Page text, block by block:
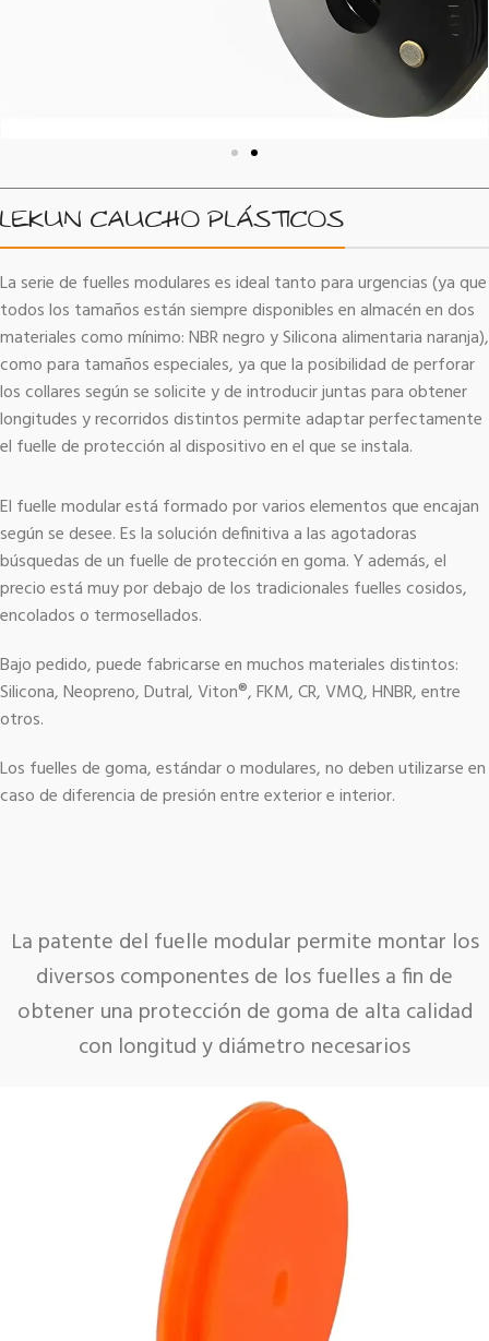
LEKUN CAUCHO PLÁSTICOS
La serie de fuelles modulares es ideal tanto para urgencias (ya que
todos los tamaños están siempre disponibles en almacén en dos
materiales como mínimo: NBR negro y Silicona alimentaria naranja),
como para tamaños especiales, ya que la posibilidad de perforar
los collares según se solicite y de introducir juntas para obtener
longitudes y recorridos distintos permite adaptar perfectamente
el fuelle de protección al dispositivo en el que se instala.
El fuelle modular está formado por varios elementos que encajan
según se desee. Es la solución definitiva a las agotadoras
búsquedas de un fuelle de protección en goma. Y además, el
precio está muy por debajo de los tradicionales fuelles cosidos,
encolados o termosellados.
Bajo pedido, puede fabricarse en muchos materiales distintos:
Silicona, Neopreno, Dutral, Viton®, FKM, CR, VMQ, HNBR, entre
otros.
Los fuelles de goma, estándar o modulares, no deben utilizarse en
caso de diferencia de presión entre exterior e interior.
La patente del fuelle modular permite montar los
diversos componentes de los fuelles a fin de
obtener una protección de goma de alta calidad
con longitud y diámetro necesarios